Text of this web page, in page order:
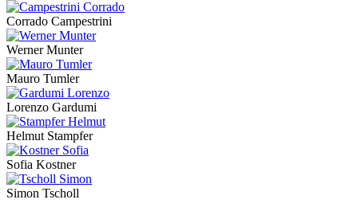
Corrado Campestrini
Werner Munter
Mauro Tumler
Lorenzo Gardumi
Helmut Stampfer
Sofia Kostner
Simon Tscholl